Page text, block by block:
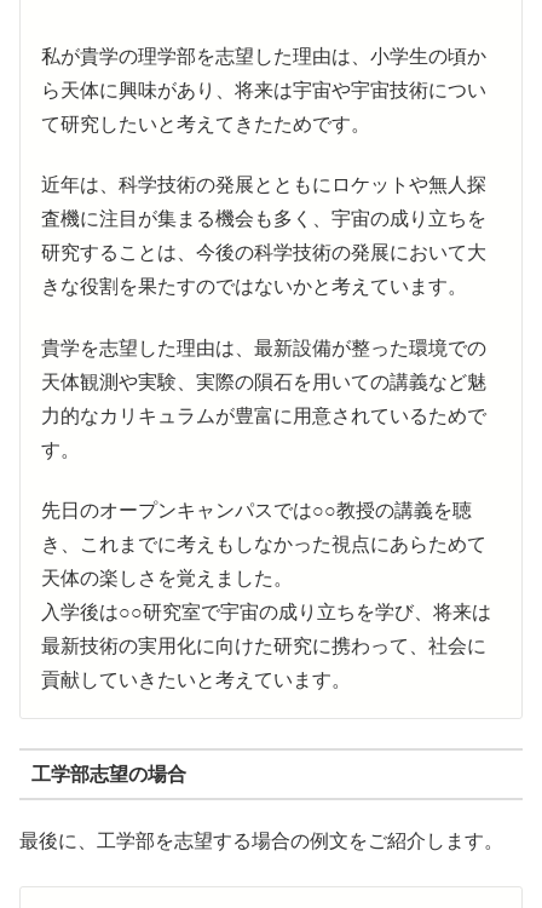
私が貴学の理学部を志望した理由は、小学生の頃か
ら天体に興味があり、将来は宇宙や宇宙技術につい
て研究したいと考えてきたためです。
近年は、科学技術の発展とともにロケットや無人探
査機に注目が集まる機会も多く、宇宙の成り立ちを
研究することは、今後の科学技術の発展において大
きな役割を果たすのではないかと考えています。
貴学を志望した理由は、最新設備が整った環境での
天体観測や実験、実際の隕石を用いての講義など魅
力的なカリキュラムが豊富に用意されているためで
す。
先日のオープンキャンパスでは○○教授の講義を聴
き、これまでに考えもしなかった視点にあらためて
天体の楽しさを覚えました。
入学後は○○研究室で宇宙の成り立ちを学び、将来は
最新技術の実用化に向けた研究に携わって、社会に
貢献していきたいと考えています。
工学部志望の場合
最後に、工学部を志望する場合の例文をご紹介します。